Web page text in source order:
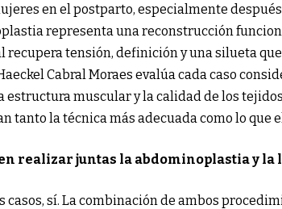
en el postparto, especialmente
representa una reconstrucción
recupera tensión, definición y una silueta
Cabral Moraes evalúa cada caso
estructura muscular y la calidad de los
tanto la técnica más adecuada como lo que
realizar juntas la abdominoplastia y la
casos, sí. La combinación de ambos